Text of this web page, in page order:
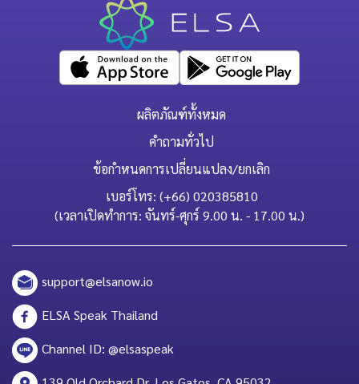
ผลิตภัณฑ์ทั้งหมด
คำถามทั่วไป
ข้อกำหนดการเปลี่ยนแปลง/ยกเลิก
เบอร์โทร: (+66) 020385810
(เวลาเปิดทำการ: จันทร์-ศุกร์ 9.00 น. - 17.00 น.)
support@elsanow.io
ELSA Speak Thailand
Channel ID: @elsaspeak